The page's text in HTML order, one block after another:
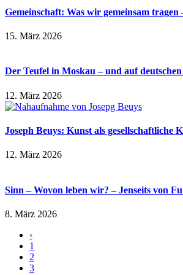
Gemeinschaft: Was wir gemeinsam tragen
15. März 2026
Der Teufel in Moskau – und auf
12. März 2026
Joseph Beuys: Kunst als gesellschaftliche
12. März 2026
Sinn – Wovon leben wir? – Jenseits von
8. März 2026
‹
1
2
3